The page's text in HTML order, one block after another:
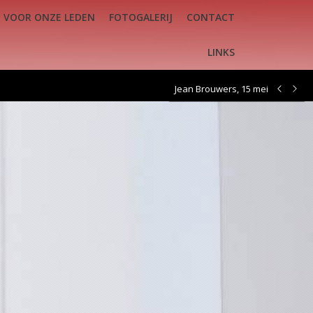
VOOR ONZE LEDEN FOTOGALERIJ CONTACT
LINKS
Jean Brouwers, 15 mei
FOTOGALERIJ CONTACT LINKS